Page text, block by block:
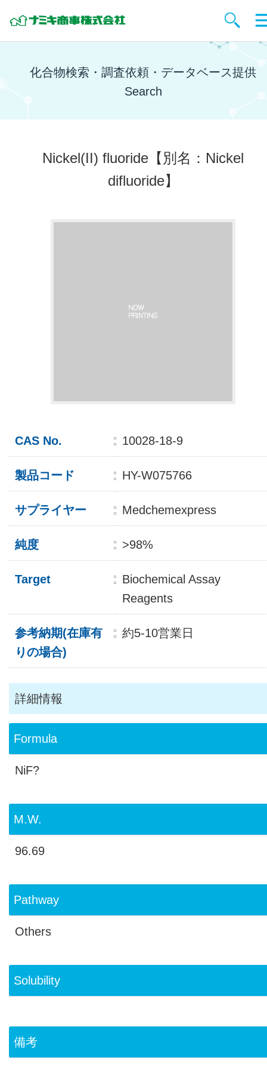
化合物検索・調査依頼・データベース提供
Search
Nickel(II) fluoride 【別名：Nickel
difluoride】
CAS No. 10028-18-9
製品コード HY-W075766
サプライヤー Medchemexpress
純度 >98%
Target
Biochemical Assay
Reagents
参考納期(在庫有
りの場合)
約5-10営業日
詳細情報
Formula
NiF?
M.W.
96.69
Pathway
Others
Solubility
備考